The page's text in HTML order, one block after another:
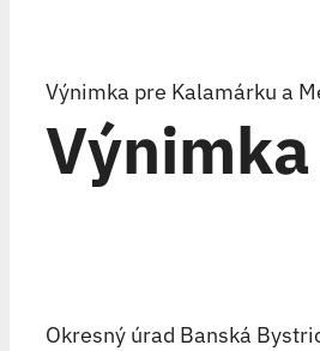
Výnimka pre Kalamárku a
Okresný úrad Banská